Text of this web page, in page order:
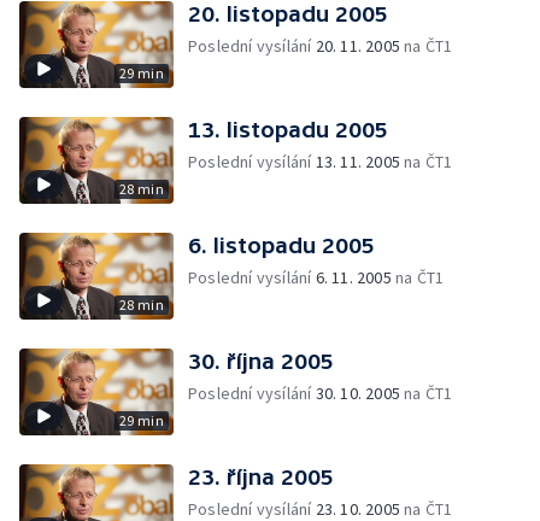
29 min
20. listopadu 2005
Poslední vysílání 20. 11. 2005 na ČT1
28 min
13. listopadu 2005
Poslední vysílání13. 11. 2005 na ČT1
28 min
6. listopadu 2005
Poslední vysílání6. 11. 2005 na ČT1
29 min
30. října 2005
Poslední vysílání30. 10. 2005 na ČT1
23. října 2005
Poslední vysílání 23. 10. 2005 na ČT1